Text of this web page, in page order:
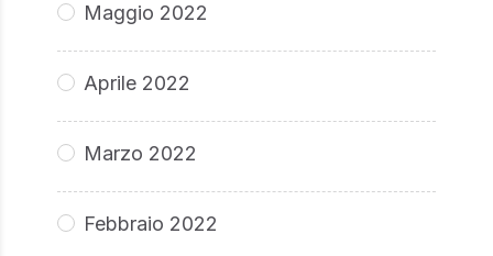
Maggio 2022
Aprile 2022
Marzo 2022
Febbraio 2022